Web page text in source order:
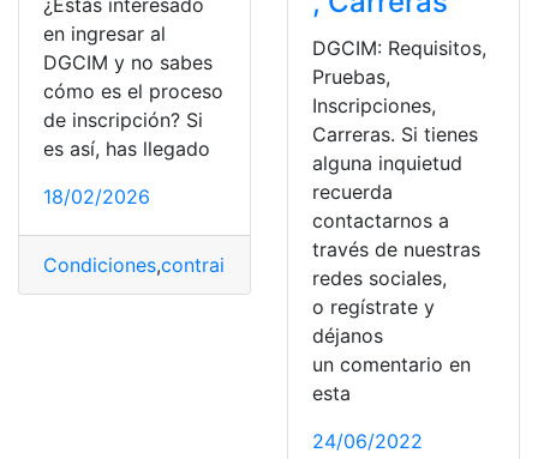
en ingresar al
DGCIM y no sabes
cómo es el proceso
de inscripción? Si
es así, has llegado
18/02/2026
Condiciones,contrainteligencia DGCIM, militar, Militares
DGCIM: Requisitos,
Pruebas,
Inscripciones,
Carreras. Si tienes
alguna inquietud
recuerda
contactarnos a
través de nuestras
redes sociales,
o regístrate y
déjanos
un comentario en
esta
24/06/2022